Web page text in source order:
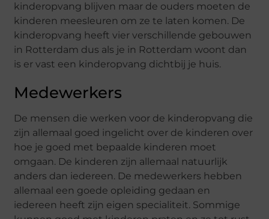
kinderopvang blijven maar de ouders moeten de
kinderen meesleuren om ze te laten komen. De
kinderopvang heeft vier verschillende gebouwen
in Rotterdam dus als je in Rotterdam woont dan
is er vast een kinderopvang dichtbij je huis.
Medewerkers
De mensen die werken voor de kinderopvang die
zijn allemaal goed ingelicht over de kinderen over
hoe je goed met bepaalde kinderen moet
omgaan. De kinderen zijn allemaal natuurlijk
anders dan iedereen. De medewerkers hebben
allemaal een goede opleiding gedaan en
iedereen heeft zijn eigen specialiteit. Sommige